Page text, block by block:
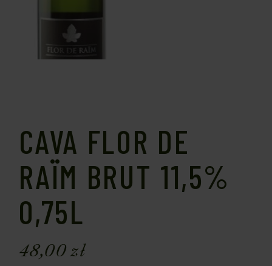
CAVA FLOR DE
RAÏM BRUT 11,5%
0,75L
48,00zł